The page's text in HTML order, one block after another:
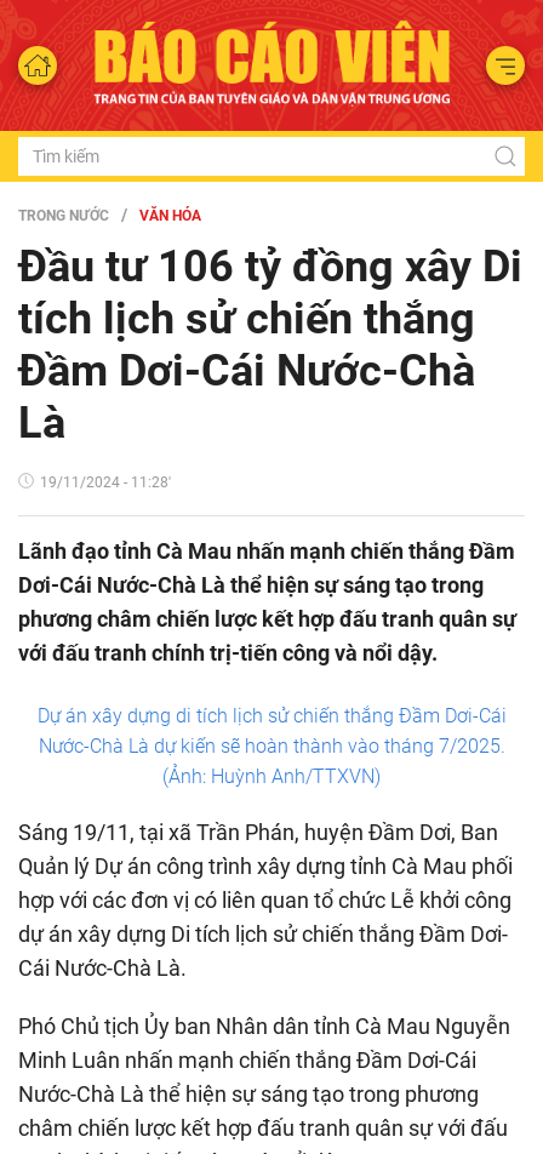
TRONG NƯỚC VĂN HÓA
Đầu tư 106 tỷ đồng xây Di
tích lịch sử chiến thắng
Đầm Dơi-Cái Nước-Chà
Là
19/11/2024 - 11:28'
Lãnh đạo tỉnh Cà Mau nhấn mạnh chiến thắng Đầm
Dơi-Cái Nước-Chà Là thể hiện sự sáng tạo trong
phương châm chiến lược kết hợp đấu tranh quân sự
với đấu tranh chính trị-tiến công và nổi dậy.
Dự án xây dựng di tích lịch sử chiến thắng Đầm Dơi-Cái
Nước-Chà Là dự kiến sẽ hoàn thành vào tháng 7/2025.
(Ảnh: Huỳnh Anh/TTXVN)
Sáng 19/11, tại xã Trần Phán, huyện Đầm Dơi, Ban
Quản lý Dự án công trình xây dựng tỉnh Cà Mau phối
hợp với các đơn vị có liên quan tổ chức Lễ khởi công
dự án xây dựng Di tích lịch sử chiến thắng Đầm Dơi-
Cái Nước-Chà Là.
Phó Chủ tịch Ủy ban Nhân dân tỉnh Cà Mau Nguyễn
Minh Luân nhấn mạnh chiến thắng Đầm Dơi-Cái
Nước-Chà Là thể hiện sự sáng tạo trong phương
châm chiến lược kết hợp đấu tranh quân sự với đấu